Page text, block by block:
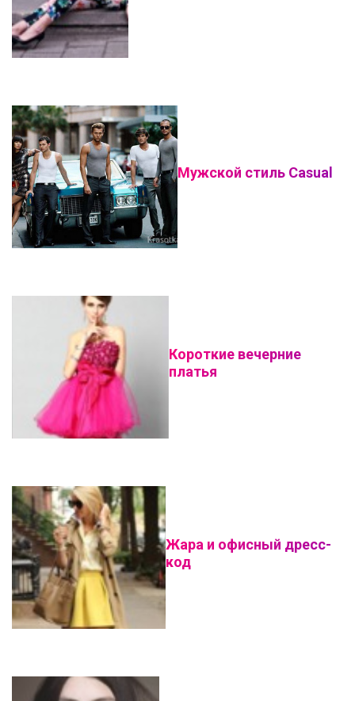
Мужской стиль Casual
Короткие вечерние
платья
Жара и офисный дресс-
код